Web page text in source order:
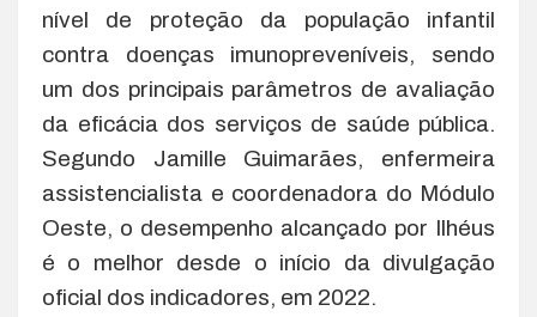
nível de proteção da população infantil
contra doenças imunopreveníveis, sendo
um dos principais parâmetros de avaliação
da eficácia dos serviços de saúde pública.
Segundo Jamille Guimarães, enfermeira
assistencialista e coordenadora do Módulo
Oeste, o desempenho alcançado por Ilhéus
é o melhor desde o início da divulgação
oficial dos indicadores, em 2022.